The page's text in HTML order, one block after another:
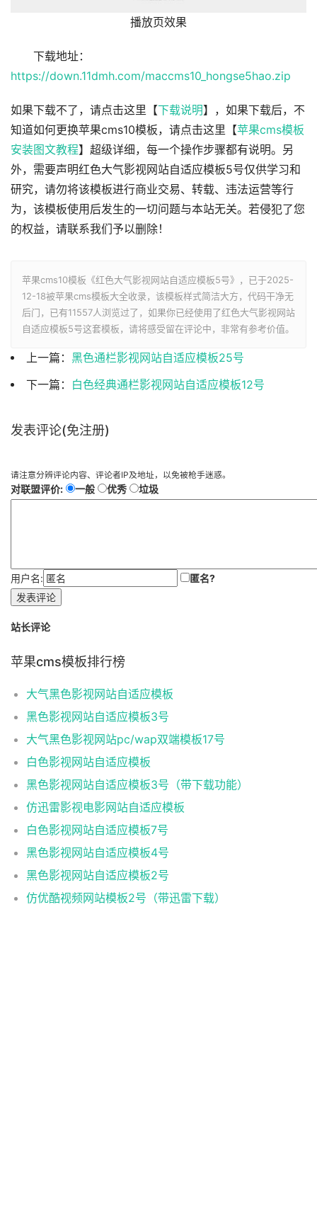
播放页效果
下载地址：
https://down.11dmh.com/maccms10_hongse5hao.zip
如果下载不了，请点击这里【下载说明】，如果下载后，不
知道如何更换苹果cms10模板，请点击这里【苹果cms模板
安装图文教程】超级详细，每一个操作步骤都有说明。另
外，需要声明红色大气影视网站自适应模板5号仅供学习和
研究，请勿将该模板进行商业交易、转载、违法运营等行
为，该模板使用后发生的一切问题与本站无关。若侵犯了您
的权益，请联系我们予以删除！
苹果cms10模板《红色大气影视网站自适应模板5号》，已于2025-
12-18被苹果cms模板大全收录，该模板样式简洁大方，代码干净无
后门，已有11557人浏览过了，如果你已经使用了红色大气影视网站
自适应模板5号这套模板，请将感受留在评论中，非常有参考价值。
上一篇： 黑色通栏影视网站自适应模板25号
下一篇：
白色经典通栏影视网站自适应模板12号
发表评论(免注册)
请注意分辨评论内容、评论者IP及地址，以免被枪手迷惑。
对联盟评价: 一般 优秀 垃圾
用户名:
匿名?
发表评论
站长评论
苹果cms模板排行榜
大气黑色影视网站自适应模板
黑色影视网站自适应模板3号
大气黑色影视网站pc/wap双端模板17号
白色影视网站自适应模板
黑色影视网站自适应模板3号（带下载功能）
仿迅雷影视电影网站自适应模板
白色影视网站自适应模板7号
黑色影视网站自适应模板4号
黑色影视网站自适应模板2号
仿优酷视频网站模板2号（带迅雷下载）